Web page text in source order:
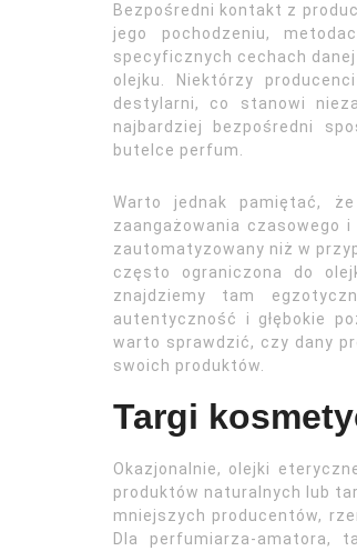
Bezpośredni kontakt z
jego pochodzeniu,
specyficznych cechach
olejku. Niektórzy
destylarni, co stanowi
najbardziej bezpośredni
butelce perfum.
Warto jednak pamiętać,
zaangażowania czasowego
zautomatyzowany niż w
często ograniczona do
znajdziemy tam
autentyczność i głębokie
warto sprawdzić, czy dany
swoich produktów.
Targi
Okazjonalnie, olejki
produktów naturalnych lub
mniejszych producentów,
Dla perfumiarza-amatora,